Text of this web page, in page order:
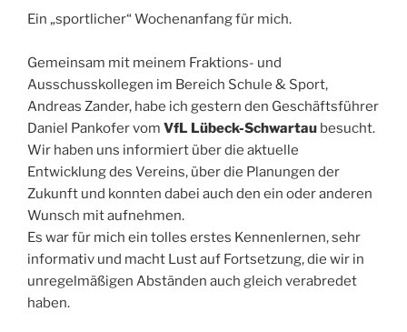
Ein „sportlicher“ Wochenanfang für mich.
Gemeinsam mit meinem Fraktions- und
Ausschusskollegen im Bereich Schule & Sport,
Andreas Zander, habe ich gestern den Geschäftsführer
Daniel Pankofer vom VfL Lübeck-Schwartau besucht.
Wir haben uns informiert über die aktuelle
Entwicklung des Vereins, über die Planungen der
Zukunft und konnten dabei auch den ein oder anderen
Wunsch mit aufnehmen.
Es war für mich ein tolles erstes Kennenlernen, sehr
informativ und macht Lust auf Fortsetzung, die wir in
unregelmäßigen Abständen auch gleich verabredet
haben.